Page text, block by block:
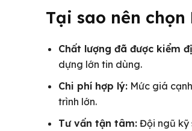
Tại sao nên chọn
Chất lượng đã được kiểm
dựng lớn tin dùng.
Chi phí hợp lý: Mức giá
trình lớn.
Tư vấn tận tâm: Đội ngũ kỹ